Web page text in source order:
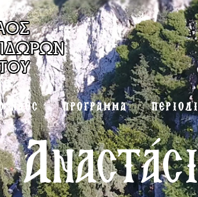
Ο ΝΑΟΣ ΠΡΟΓΡΑΜΜΑ